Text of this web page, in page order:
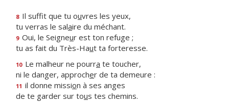
8 Il suffit que tu ouvres les yeux,
tu verras le salaire du méchant.
9 Oui, le Seigneur est ton refuge ;
tu as fait du Très-Haut ta forteresse.
10 Le malheur ne pourra te toucher,
ni le danger, approcher de ta demeure :
11 il donne mission à ses anges
de te garder sur tous tes chemins.